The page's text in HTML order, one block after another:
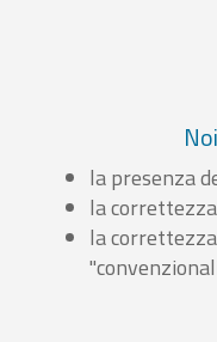
la presenza
la
la